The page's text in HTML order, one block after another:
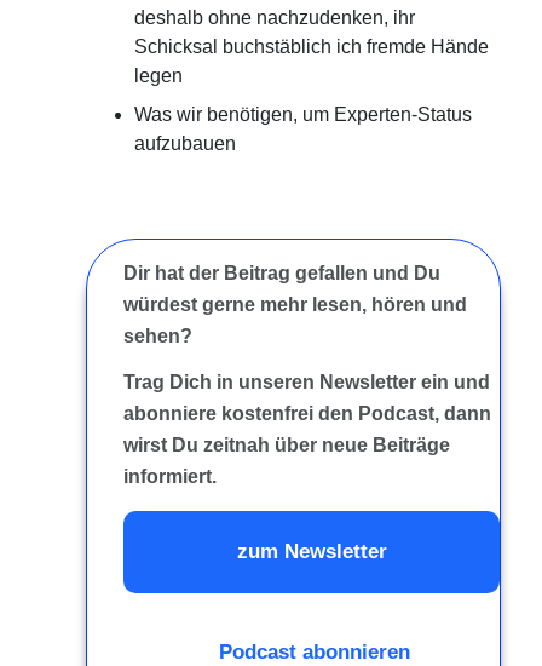
deshalb ohne nachzudenken, ihr
Schicksal buchstäblich ich fremde Hände
legen
Was wir benötigen, um Experten-Status
aufzubauen
Dir hat der Beitrag gefallen und Du
würdest gerne mehr lesen, hören und
sehen?
Trag Dich in unseren Newsletter ein und
abonniere kostenfrei den Podcast, dann
wirst Du zeitnah über neue Beiträge
informiert.
zum Newsletter
Podcast abonnieren